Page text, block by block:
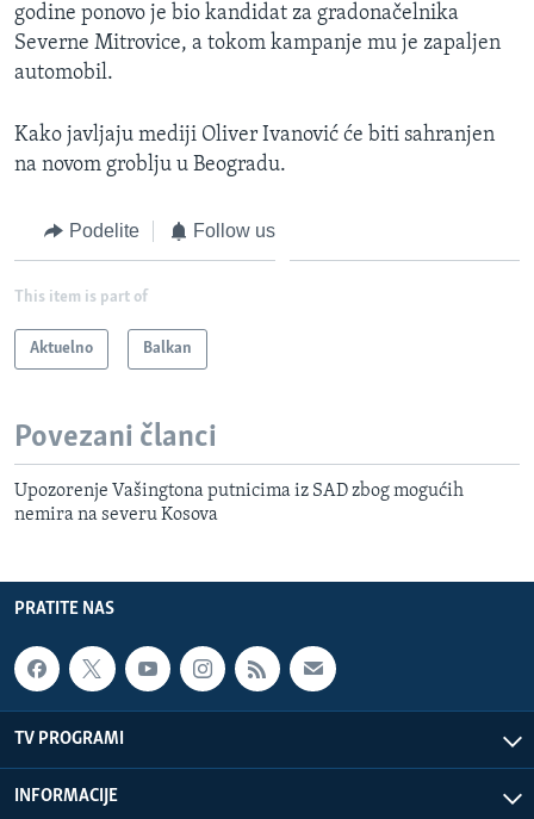
godine ponovo je bio kandidat za gradonačelnika
Severne Mitrovice, a tokom kampanje mu je zapaljen
automobil.
Kako javljaju mediji Oliver Ivanović će biti sahranjen
na novom groblju u Beogradu.
Podelite Follow us
This item is part of
Aktuelno Balkan
Povezani članci
Upozorenje Vašingtona putnicima iz SAD zbog mogućih
nemira na severu Kosova
PRATITE NAS
TV PROGRAMI
INFORMACIJE